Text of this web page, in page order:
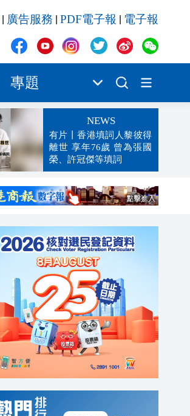
廣告服務 PDF電子報 電子報
專題
NEWS
有片丨香港填詞人黎彼得
離世 享年76歲 曾為張國
榮、許冠傑等填詞